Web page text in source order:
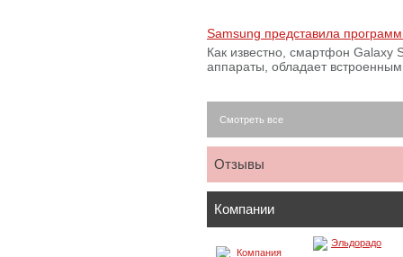
Samsung представила
Как известно, смартфон Galaxy
аппараты, обладает
Смотреть все
Отзывы
Компании